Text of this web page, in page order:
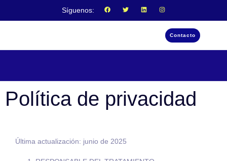
Síguenos:
Contacto
Política de privacidad
Última actualización: junio de 2025